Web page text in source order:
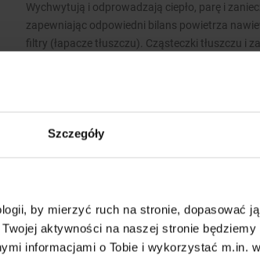
Szczegóły
by mierzyć ruch na stronie, dopasować
aktywności na naszej stronie
informacjami o Tobie i wykorzystać m.in.
Wychwytują i odprowadzają ciepło, parę i
zapewniając odpowiedni bilans powietrza
filtry (łapacze tłuszczu). Cząsteczki tłuszczu i
odprowadzone do rynienki ociekowej. Zawór
Model kompensacyjno-indukcyjny –
Okapy wykonane są z
Okapy nawiewno-wywiewne o